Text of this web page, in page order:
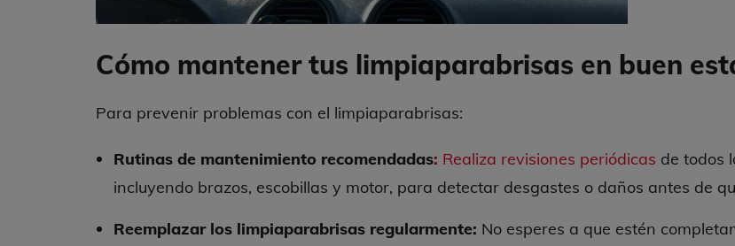
Cómo mantener tus limpiaparabrisas en buen
Para prevenir problemas con el limpiaparabrisas:
Rutinas de mantenimiento recomendadas: Realiza revisiones periódicas de todos
incluyendo brazos, escobillas y motor, para detectar desgastes o daños antes de
Reemplazar los limpiaparabrisas regularmente: No esperes a que estén